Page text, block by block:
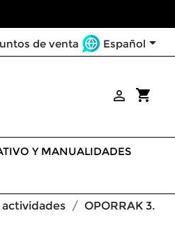
de venta Español
shopping_cart

Y MANUALIDADES
actividades
OPORRAK 3.